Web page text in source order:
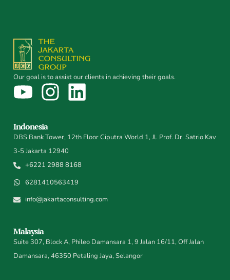
Our goal is to assist our clients in achieving their goals.
Indonesia
DBS Bank Tower, 12th Floor Ciputra World 1, Jl. Prof. Dr. Satrio Kav
3-5 Jakarta 12940
+6221 2988 8168
6281410563419
info@jakartaconsulting.com
Malaysia
Suite 307, Block A, Phileo Damansara 1, 9 Jalan 16/11, Off Jalan
Damansara, 46350 Petaling Jaya, Selangor